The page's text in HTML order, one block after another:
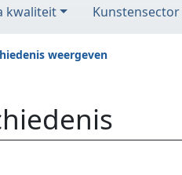
kwaliteit
weergeven